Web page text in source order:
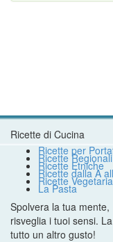
Ricette di Cucina
Ricette per
Ricette Regionali
Ricette Etniche
Ricette dalla A
Ricette
La Pasta
Spolvera la tua mente,
risveglia i tuoi sensi.
tutto un altro gusto!